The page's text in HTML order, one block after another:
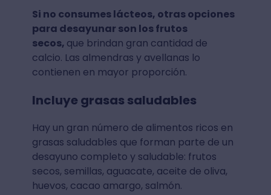
Si no consumes lácteos, otras opciones
para desayunar son los frutos
secos, que brindan gran cantidad de
calcio. Las almendras y avellanas lo
contienen en mayor proporción.
Incluye grasas saludables
Hay un gran número de alimentos ricos en
grasas saludables que forman parte de un
desayuno completo y saludable: frutos
secos, semillas, aguacate, aceite de oliva,
huevos, cacao amargo, salmón.